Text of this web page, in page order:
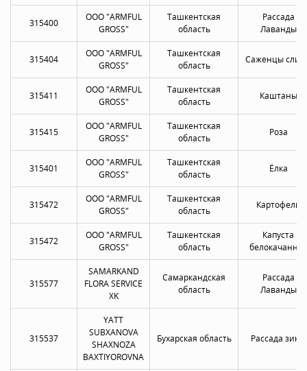
315400
OOO "ARMFUL
GROSS"
Ташкентская
область
Рассада
Лаванды
315404
OOO "ARMFUL
GROSS"
Ташкентская
область
Саженцы
315411
OOO "ARMFUL
GROSS"
Ташкентская
область
Каштаны
315415
OOO "ARMFUL
GROSS"
Ташкентская
область
Роза
315401
OOO "ARMFUL
GROSS"
Ташкентская
область
Ёлка
315472
OOO "ARMFUL
GROSS"
Ташкентская
область
Картофель
315472
OOO "ARMFUL
GROSS"
Ташкентская
область
Капуста
белокачанная
315577
SAMARKAND
FLORA SERVICE
XK
Самаркандская
область
Рассада
Лаванды
315537
YATT
SUBXANOVA
SHAXNOZA
BAXTIYOROVNA
Бухарская область Рассада зины